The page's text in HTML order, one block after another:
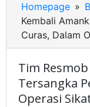
Homepage »
Kembali
Curas, Dalam
Tim
Tersangka
Operasi